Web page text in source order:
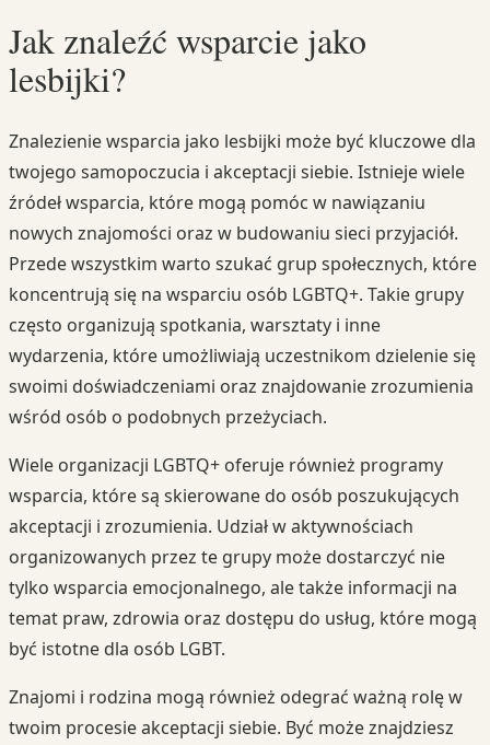
Jak znaleźć wsparcie jako
lesbijki?
Znalezienie wsparcia jako lesbijki może być kluczowe dla
twojego samopoczucia i akceptacji siebie. Istnieje wiele
źródeł wsparcia, które mogą pomóc w nawiązaniu
nowych znajomości oraz w budowaniu sieci przyjaciół.
Przede wszystkim warto szukać grup społecznych, które
koncentrują się na wsparciu osób LGBTQ+. Takie grupy
często organizują spotkania, warsztaty i inne
wydarzenia, które umożliwiają uczestnikom dzielenie się
swoimi doświadczeniami oraz znajdowanie zrozumienia
wśród osób o podobnych przeżyciach.
Wiele organizacji LGBTQ+ oferuje również programy
wsparcia, które są skierowane do osób poszukujących
akceptacji i zrozumienia. Udział w aktywnościach
organizowanych przez te grupy może dostarczyć nie
tylko wsparcia emocjonalnego, ale także informacji na
temat praw, zdrowia oraz dostępu do usług, które mogą
być istotne dla osób LGBT.
Znajomi i rodzina mogą również odegrać ważną rolę w
twoim procesie akceptacji siebie. Być może znajdziesz